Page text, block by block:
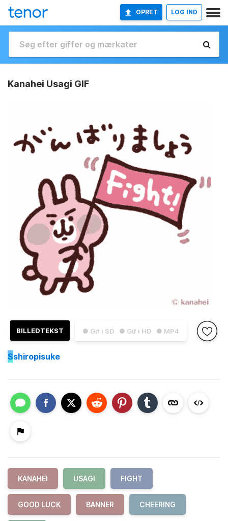
OPRET LOG IND
Kanahei Usagi GIF
● Gif i SD ● Gif i HD ● MP4
BILLEDTEKST
Sshiropisuke
KANAHEI USAGI FIGHT
GOOD LUCK BANNER CHEERING